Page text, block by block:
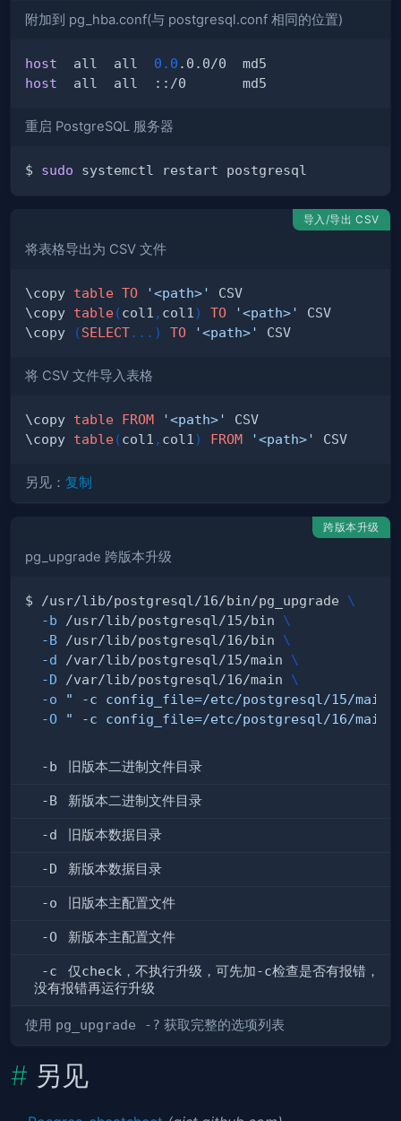
附加到 pg_hba.conf(与 postgresql.conf 相同的位置)
host
  all  all
0.0
host
重启 PostgreSQL 服务器
$ sudo
导入/导出 CSV
将表格导出为 CSV 文件
\copy table TO '<path>'
\copy table(col1 , col1 ) TO '<path>'
\copy
(SELECT. . . ) TO '<path>'
将 CSV 文件导入表格
\copy table FROM '<path>'
\copy table(col1 , col1 ) FROM '<path>'
另见： 复制
跨版本升级
pg_upgrade 跨版本升级
$ /usr/lib/postgresql/16/bin/pg_upgrade \
-b /usr/lib/postgresql/15/bin \
-B /usr/lib/postgresql/16/bin \
-d /var/lib/postgresql/15/main \
-D /var/lib/postgresql/16/main \
-o
" -c config_file=/etc/postgresql/15/main/
-O
" -c config_file=/etc/postgresql/16/main/
-b 旧版本二进制文件目录
-B 新版本二进制文件目录
-d 旧版本数据目录
-D 新版本数据目录
-o 旧版本主配置文件
-O 新版本主配置文件
-c 仅check ，不执行升级，可先加-c检查是否有报错，
没有报错再运行升级
使用 pg_upgrade -? 获取完整的选项列表
另见